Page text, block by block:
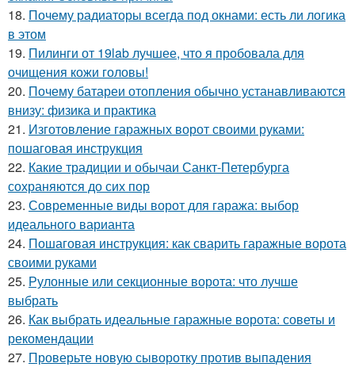
18. Почему радиаторы всегда под окнами: есть ли логика
в этом
19. Пилинги от 19lab лучшее, что я пробовала для
очищения кожи головы!
20. Почему батареи отопления обычно устанавливаются
внизу: физика и практика
21. Изготовление гаражных ворот своими руками:
пошаговая инструкция
22. Какие традиции и обычаи Санкт-Петербурга
сохраняются до сих пор
23. Современные виды ворот для гаража: выбор
идеального варианта
24. Пошаговая инструкция: как сварить гаражные ворота
своими руками
25. Рулонные или секционные ворота: что лучше
выбрать
26. Как выбрать идеальные гаражные ворота: советы и
рекомендации
27. Проверьте новую сыворотку против выпадения